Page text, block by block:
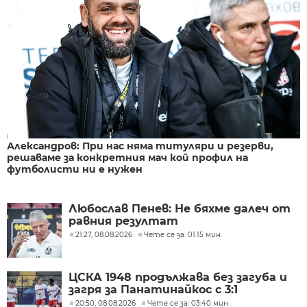
Александров: При нас няма титуляри и резерви,
решаваме за конкретния мач кой профил на
футболисти ни е нужен
Любослав Пенев: Не бяхме далеч от
равния резултат
21:27, 08.08.2026 Чете се за: 01:15 мин.
ЦСКА 1948 продължава без загуба и
загря за Панатинайкос с 3:1
20:50, 08.08.2026 Чете се за: 03:40 мин.